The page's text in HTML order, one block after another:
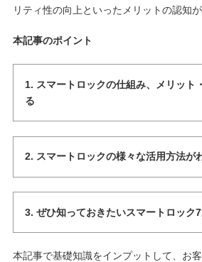
リティ性の向上といったメリットの認知
本記事のポイント
1. スマートロックの仕組み、メリット
る
2. スマートロックの様々な活用方法が
3. ぜひ知っておきたいスマートロック
本記事で基礎知識をインプットして、お